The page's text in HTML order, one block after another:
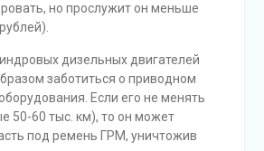
но прослужит он меньше
дизельных двигателей
заботиться о приводном
Если его не менять
50-60 тыс. км), то он может
под ремень ГРМ, уничтожив